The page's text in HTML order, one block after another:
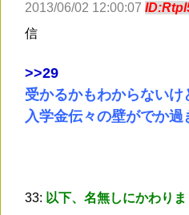
2013/06/02 12:00:07
信
>>29
受かるかもわからないけ
入学金伝々の壁がでか過
33: 以下、名無しにかわり